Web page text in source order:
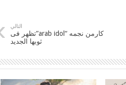
التالي
كارمن نجمه “arab idol”تظهر فى
ثوبها الجديد